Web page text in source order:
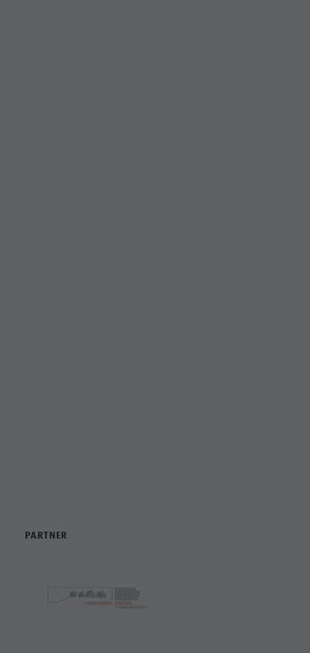
PARTNER